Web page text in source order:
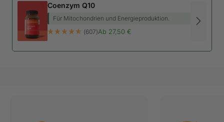
Für größere Stückzahlen bitten wir dich, uns zu
den Konditionen unter folgender E-Mail-Adresse:
Bio-Zertifizierung
Coenzym Q10
Für Mitochondrien und Energieproduktion.
(607)Angebotspreis
Ab 27,50 €